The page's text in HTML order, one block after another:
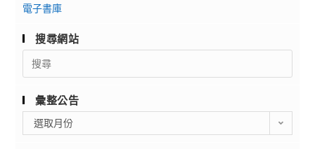
電子書庫
搜尋網站
Search
for:
彙整公告
整
選取月份